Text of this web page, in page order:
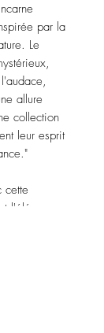
par la
Le
allure
collection
leur esprit
cette
l'élégance